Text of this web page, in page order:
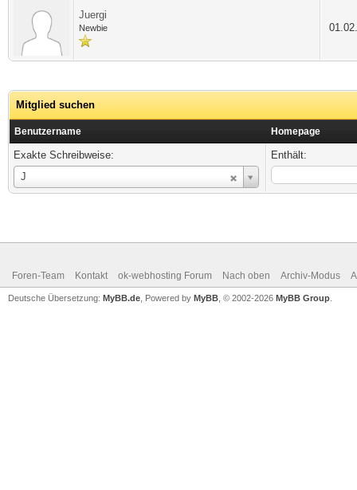
Juergi
Newbie
Mitglied suchen
Benutzername Homepage
Exakte Schreibweise:
J
Benutzername
Enthält:
Foren-Team Kontakt ok-webhosting Forum Nach oben Archiv-Modus
Deutsche Übersetzung: MyBB.de , Powered by MyBB , © 2002-2026 MyBB Group